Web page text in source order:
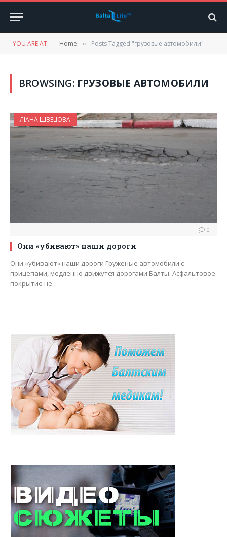
YOU ARE AT: Home » Posts Tagged "грузовые автомобили"
BROWSING: ГРУЗОВЫЕ АВТОМОБИЛИ
ЛІАНА ШВЕЦОВА
0
Они «убивают» наши дороги
Они «убивают» наши дороги Груженые автомобили с
прицепами, медленно движутся дорогами Балты. Асфальтовое
покрытие не…